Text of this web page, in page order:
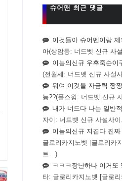
슈어맨 최근 댓글
이것들아 슈어멘이랑
아(상암동: 너드벳 신규 사
이놈의신규 우후죽순이
(전월세: 너드벳 신규 사설
뭐여 이것들 자금력 짱
능??(풀스윙: 너드벳 신규
내가 너드다 나는 일반
자이: 너드벳 신규 사설사
이놈의신규 지겹다 진
글로리카지노벳 [글로리카
트…)
ㅋㅋㅋ장난하나 이거또
타: 글로리카지노벳 [글로